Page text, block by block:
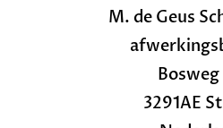
M. de Geus
3291AE